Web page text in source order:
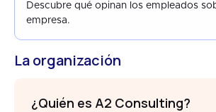
Descubre qué opinan los empleados
empresa.
La organización
¿Quién es A2 Consulting?